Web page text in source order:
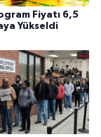
Fiyatı 6,5
Yükseldi